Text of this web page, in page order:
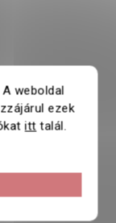
weboldal
ezek
itt talál.